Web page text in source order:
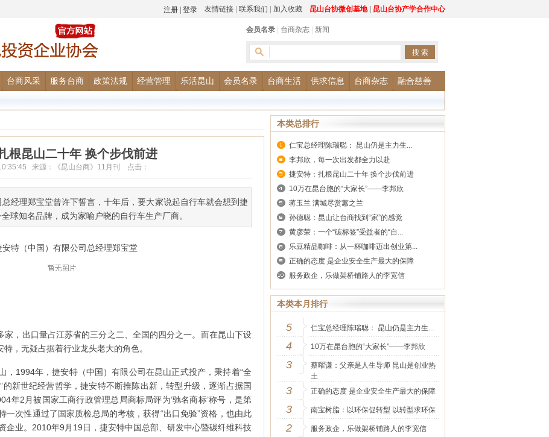
昆山台协微创基地| 昆山台协产学合作中心
友情链接 联系我们 加入收藏
会员名录 台商杂志 新闻
台商风采 服务台商 政策法规 经营管理 乐活昆山 会员名录 台商生活 供求信息 台商杂志 融合慈善
根昆山二十年 换个步伐前进
来源：《昆山台商》11月刊 点击：
经理郑宝堂曾许下誓言，十年后，要大家说起自行车就会想到捷
球知名品牌，成为家喻户晓的自行车生产厂商。
安特（中国）有限公司总经理郑宝堂
家，出口量占江苏省的三分之二、全国的四分之一。而在昆山下设
，无疑占据着行业龙头老大的角色。
，1994年，捷安特（中国）有限公司在昆山正式投产，秉持着“全
新世纪经营哲学，捷安特不断推陈出新，转型升级，逐渐占据国
年2月被国家工商行政管理总局商标局评为‘驰名商标’称号，是第
一次性通过了国家质检总局的考核，获得“出口免验”资格，也由此
企业。2010年9月19日，捷安特中国总部、研发中心暨碳纤维科技
本类总排行
仁宝总经理陈瑞聪： 昆山仍是主力生...
李邦欣，每一次出发都全力以赴
捷安特：扎根昆山二十年 换个步伐前进
10万在昆台胞的“大家长”——李邦欣
蒋玉兰 满城尽赏蕙之兰
孙德聪：昆山让台商找到“家”的感觉
黄彦荣：一个“碳标签”受益者的“自...
乐豆精品咖啡：从一杯咖啡迈出创业第...
正确的态度 是企业安全生产最大的保障
服务政企，乐做架桥铺路人的李宽信
本类本月排行
5 仁宝总经理陈瑞聪： 昆山仍是主力生...
4 10万在昆台胞的“大家长”——李邦欣
3
蔡曜谦：父亲是人生导师 昆山是创业热
土
3 正确的态度 是企业安全生产最大的保障
3 南宝树脂：以环保促转型 以转型求环保
2 服务政企，乐做架桥铺路人的李宽信